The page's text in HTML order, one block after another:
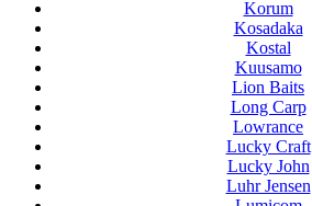
Korum
Kosadaka
Kostal
Kuusamo
Lion Baits
Long Carp
Lowrance
Lucky Craft
Lucky John
Luhr Jensen